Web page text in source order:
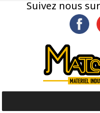
Suivez nous